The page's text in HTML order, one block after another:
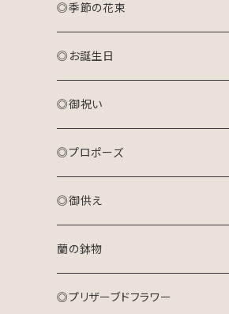
◎季節の花束
おまかせ花束(S)
おまかせ花束(M)
おまかせ花束(L)
◎お誕生日
アレンジメント(生花)
花束(生花)
プリザーブドフラワーアレンジメント
ドライフラワーリース
キャンバスフラワー
◎御祝い
アレンジメント(生花)
花束(生花)
プリザーブドフラワーアレンジメント
ドライフラワーリース
◎プロポーズ
花束
アレンジメント
プリザーブドフラワーアレンジメント
◎御供え
アレンジメント(生花)
花束(生花)
蘭の鉢物
◎プリザーブドフラワー